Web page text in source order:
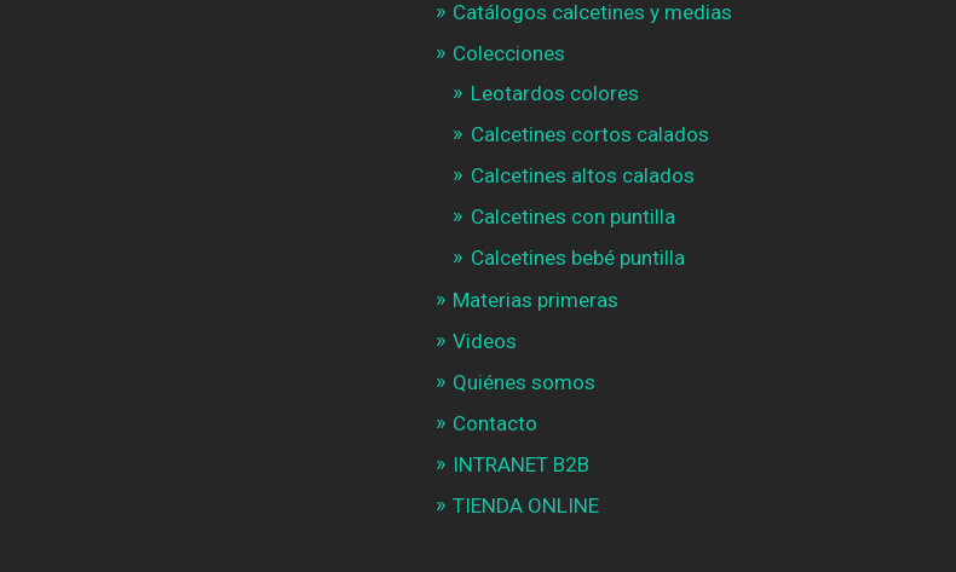
Catálogos calcetines y medias
Colecciones
Leotardos colores
Calcetines cortos calados
Calcetines altos calados
Calcetines con puntilla
Calcetines bebé puntilla
Materias primeras
Videos
Quiénes somos
Contacto
INTRANET B2B
TIENDA ONLINE